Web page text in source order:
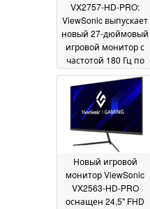
VX2757-HD-PRO:
ViewSonic выпускает
новый 27-дюймовый
игровой монитор с
частотой 180 Гц по
05
January 2025
Новый игровой
монитор ViewSonic
VX2563-HD-PRO
оснащен 24,5" FHD